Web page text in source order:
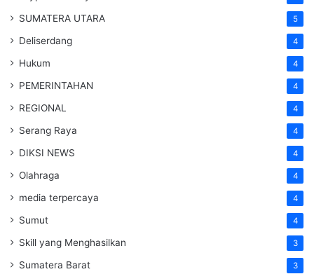
SUMATERA UTARA 5
Deliserdang 4
Hukum 4
PEMERINTAHAN 4
REGIONAL 4
Serang Raya 4
DIKSI NEWS 4
Olahraga 4
media terpercaya 4
Sumut 4
Skill yang Menghasilkan 3
Sumatera Barat 3